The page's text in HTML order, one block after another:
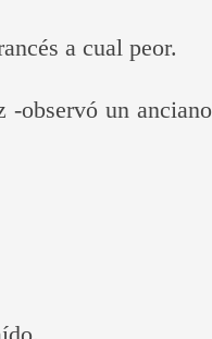
a cual peor.
-observó un anciano